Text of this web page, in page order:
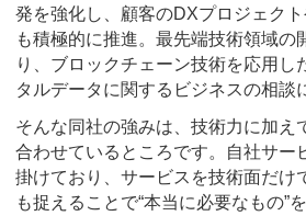
発を強化し、顧客のDXプロジェク
も積極的に推進。最先端技術領域の
り、ブロックチェーン技術を応用し
タルデータに関するビジネスの相談
そんな同社の強みは、技術力に加え
合わせているところです。自社サー
掛けており、サービスを技術面だけ
も捉えることで“本当に必要なもの”